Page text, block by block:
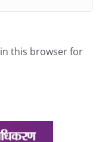
this browser for